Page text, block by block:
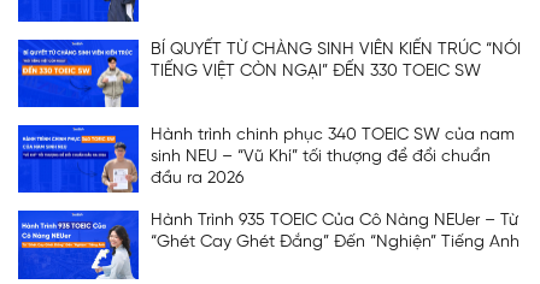
BÍ QUYẾT TỪ CHÀNG SINH VIÊN KIẾN TRÚC “NÓI
TIẾNG VIỆT CÒN NGẠI” ĐẾN 330 TOEIC SW
Hành trình chinh phục 340 TOEIC SW của nam
sinh NEU – “Vũ Khí” tối thượng để đổi chuẩn
đầu ra 2026
Hành Trình 935 TOEIC Của Cô Nàng NEUer – Từ
“Ghét Cay Ghét Đắng” Đến “Nghiện” Tiếng Anh